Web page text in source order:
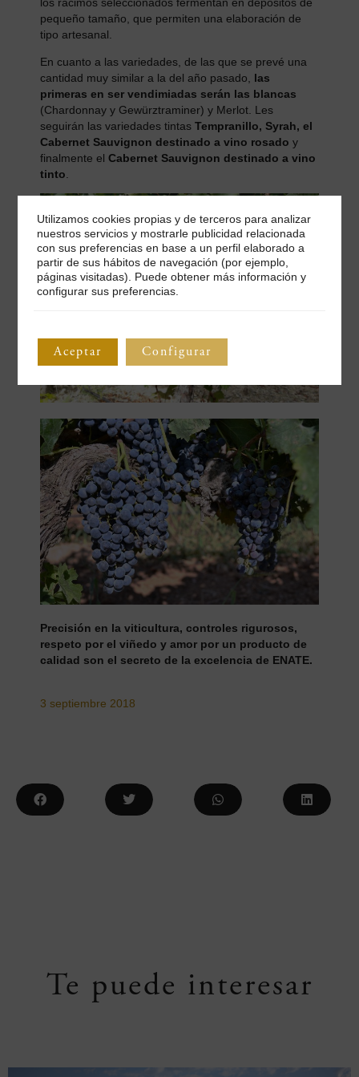
pequeño tamaño, que permiten una elaboración de
tipo artesanal.
En cuanto a las variedades, de las que se prevé una
cantidad muy similar a la del año pasado, las
primeras en ser vendimiadas serán las blancas
(Chardonnay y Gewürztraminer) y Merlot. Les
seguirán las variedades tintas Tempranillo, Syrah, el
Cabernet Sauvignon destinado a vino rosado y
finalmente el Cabernet Sauvignon destinado a vino
tinto
Precisión en la viticultura, controles rigurosos,
respeto por el viñedo y amor por un producto de
calidad son el secreto de la excelencia de ENATE.
3 septiembre 2018
Te puede interesar
Utilizamos cookies propias y de terceros para analizar
nuestros servicios y mostrarle publicidad relacionada
con sus preferencias en base a un perfil elaborado a
partir de sus hábitos de navegación (por ejemplo,
páginas visitadas). Puede obtener más información y
configurar sus preferencias.
Aceptar Configurar